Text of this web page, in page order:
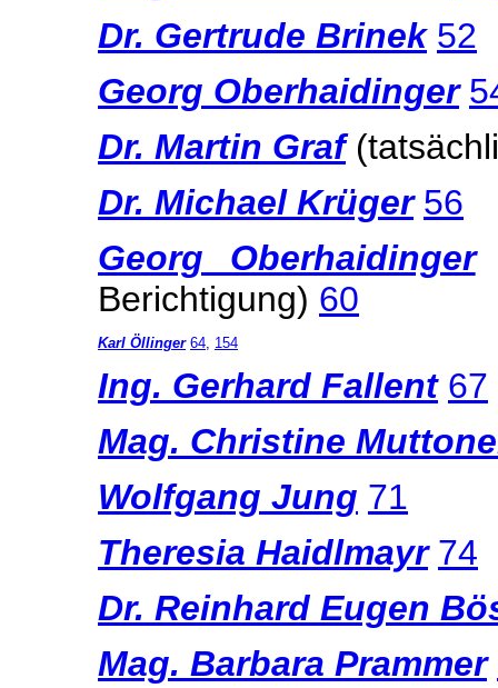
Dr. Gertrude Brinek 52
Georg Oberhaidinger
Dr. Martin Graf
Dr. Michael Krüger 56
Georg Oberhaidinger
Berichtigung) 60
Karl Öllinger 64, 154
Ing. Gerhard Fallent 67
Mag. Christine
Wolfgang Jung 71
Theresia Haidlmayr 74
Dr. Reinhard Eugen
Mag. Barbara Prammer